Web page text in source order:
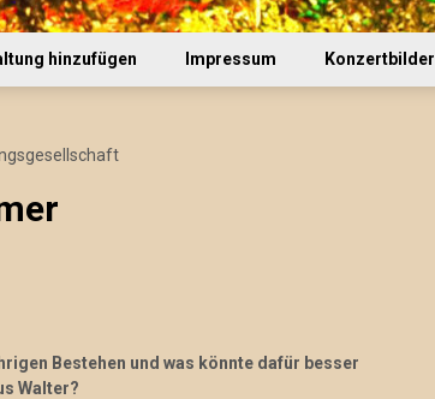
hinzufügen Impressum Konzertbilder
Bestehen und was könnte dafür besser
Walter?